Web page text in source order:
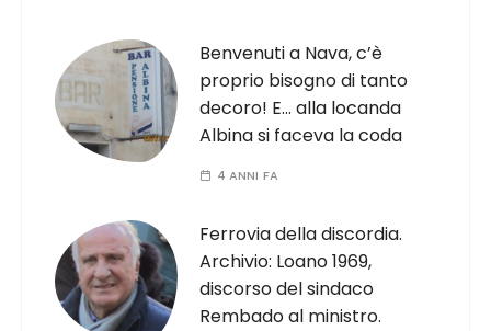
Benvenuti a Nava, c’è
proprio bisogno di tanto
decoro! E… alla locanda
Albina si faceva la coda
4 ANNI FA
Ferrovia della discordia.
Archivio: Loano 1969,
discorso del sindaco
Rembado al ministro.